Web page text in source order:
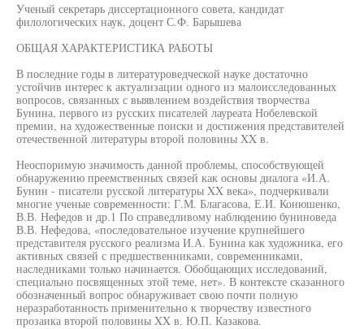
Ученый секретарь диссертационного совета, кандидат
филологических наук, доцент С.Ф. Барышева
ОБЩАЯ ХАРАКТЕРИСТИКА РАБОТЫ
В последние годы в литературоведческой науке достаточно
устойчив интерес к актуализации одного из малоисследованных
вопросов, связанных с выявлением воздействия творчества
Бунина, первого из русских писателей лауреата Нобелевской
премии, на художественные поиски и достижения представителей
отечественной литературы второй половины XX в.
Неоспоримую значимость данной проблемы, способствующей
обнаружению преемственных связей как основы диалога «И.А.
Бунин - писатели русской литературы XX века», подчеркивали
многие ученые современности: Г.М. Благасова, Е.И. Конюшенко,
В.В. Нефедов и др.1 По справедливому наблюдению буниноведа
В.В. Нефедова, «последовательное изучение крупнейшего
представителя русского реализма И.А. Бунина как художника, его
активных связей с предшественниками, современниками,
наследниками только начинается. Обобщающих исследований,
специально посвященных этой теме, нет». В контексте сказанного
обозначенный вопрос обнаруживает свою почти полную
неразработанность применительно к творчеству известного
прозаика второй половины XX в. Ю.П. Казакова.